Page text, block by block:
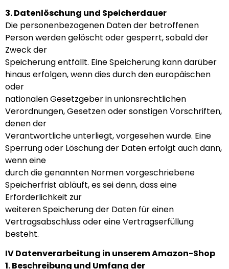
3. Datenlöschung und Speicherdauer
Die personenbezogenen Daten der betroffenen
Person werden gelöscht oder gesperrt, sobald der
Zweck der
Speicherung entfällt. Eine Speicherung kann darüber
hinaus erfolgen, wenn dies durch den europäischen
oder
nationalen Gesetzgeber in unionsrechtlichen
Verordnungen, Gesetzen oder sonstigen Vorschriften,
denen der
Verantwortliche unterliegt, vorgesehen wurde. Eine
Sperrung oder Löschung der Daten erfolgt auch dann,
wenn eine
durch die genannten Normen vorgeschriebene
Speicherfrist abläuft, es sei denn, dass eine
Erforderlichkeit zur
weiteren Speicherung der Daten für einen
Vertragsabschluss oder eine Vertragserfüllung
besteht.
IV Datenverarbeitung in unserem Amazon-Shop
1. Beschreibung und Umfang der